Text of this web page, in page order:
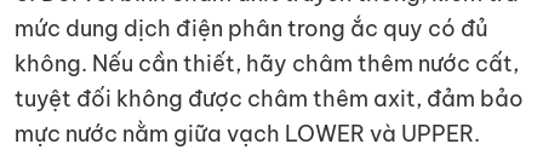
mức dung dịch điện phân trong ắc quy có đủ
không. Nếu cần thiết, hãy châm thêm nước cất,
tuyệt đối không được châm thêm axit, đảm bảo
mực nước nằm giữa vạch LOWER và UPPER.